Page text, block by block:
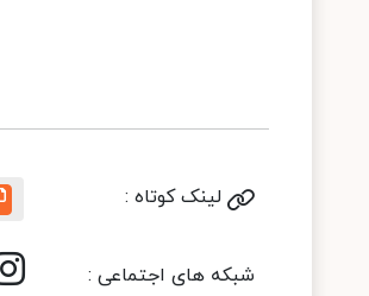
لینک کوتاه :
شبکه های اجتماعی :